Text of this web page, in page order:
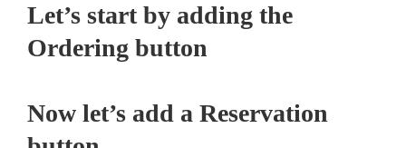
Let’s start by adding the
Ordering button
Now let’s add a Reservation